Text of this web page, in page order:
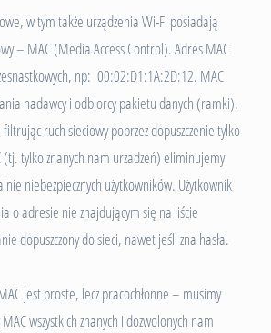
w tym także urządzenia Wi-Fi posiadają
– MAC (Media Access Control). Adres MAC
np: 00:02:D1:1A:2D:12. MAC
nadawcy i odbiorcy pakietu danych (ramki).
ruch sieciowy poprzez dopuszczenie tylko
(tj. tylko znanych nam urzadzeń) eliminujemy
niebezpiecznych użytkowników. Użytkownik
o adresie nie znajdującym się na liście
dopuszczony do sieci, nawet jeśli zna hasła.
jest proste, lecz pracochłonne – musimy
wszystkich znanych i dozwolonych nam